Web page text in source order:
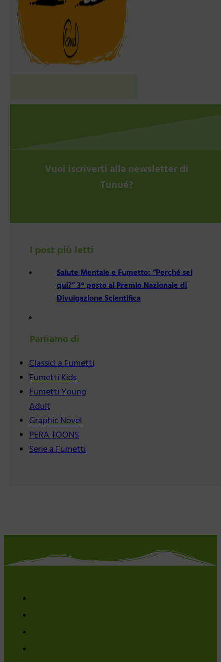
Vuoi iscriverti alla newsletter di
Tunué?
I post più letti
Salute Mentale e Fumetto: “Perché sei
qui?” 3° posto al Premio Nazionale di
Divulgazione Scientifica
Parliamo di
Classici a Fumetti
Fumetti Kids
Fumetti Young
Adult
Graphic Novel
PERA TOONS
Serie a Fumetti